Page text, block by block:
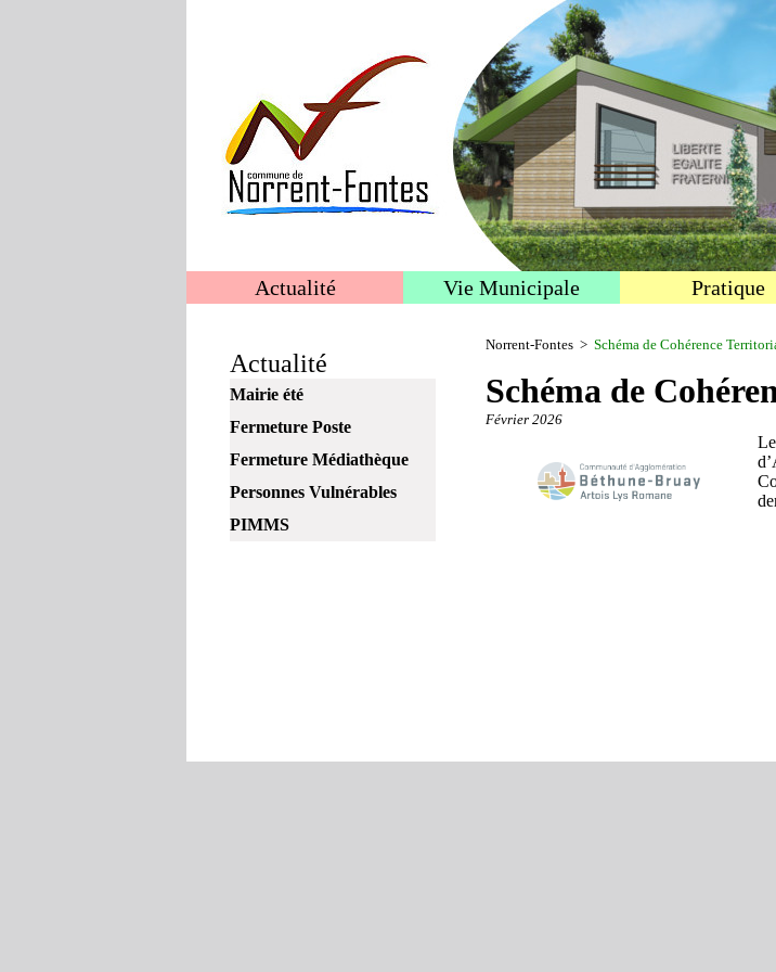
Actualité Vie Municipale Pratique
Actualité
Mairie été
Fermeture Poste
Fermeture Médiathèque
Personnes Vulnérables
PIMMS
Norrent-Fontes> Schéma de Cohérence
Schéma de
Février 2026